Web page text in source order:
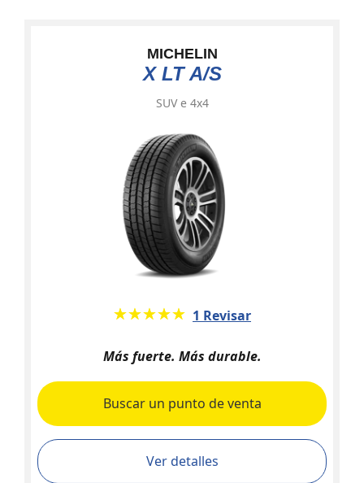
MICHELIN
X LT A/S
SUV e 4x4
★★★★★
☆☆☆☆☆ 1 Revisar
Más fuerte. Más durable.
Buscar un punto de venta
Ver detalles